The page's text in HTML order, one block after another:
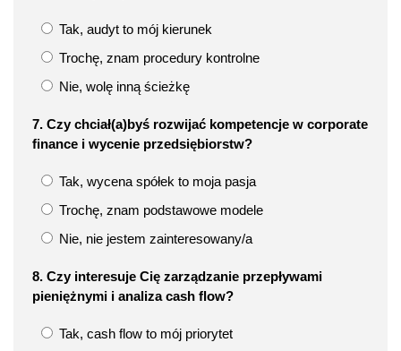
Tak, audyt to mój kierunek
Trochę, znam procedury kontrolne
Nie, wolę inną ścieżkę
7. Czy chciał(a)byś rozwijać kompetencje w corporate
finance i wycenie przedsiębiorstw?
Tak, wycena spółek to moja pasja
Trochę, znam podstawowe modele
Nie, nie jestem zainteresowany/a
8. Czy interesuje Cię zarządzanie przepływami
pieniężnymi i analiza cash flow?
Tak, cash flow to mój priorytet